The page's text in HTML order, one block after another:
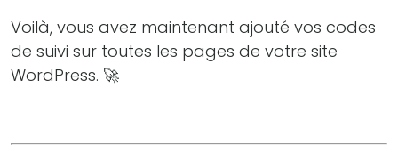
Voilà, vous avez maintenant ajouté vos codes
de suivi sur toutes les pages de votre site
WordPress. 🚀